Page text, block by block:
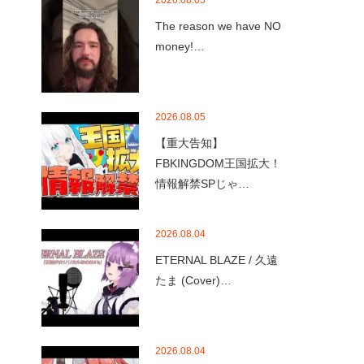
The reason we have NO
money!…
2026.08.05
【重大告知】
FBKINGDOM王国拡大！
情報解禁SPじゃ…
2026.08.04
ETERNAL BLAZE / 久遠
たま (Cover)…
2026.08.04